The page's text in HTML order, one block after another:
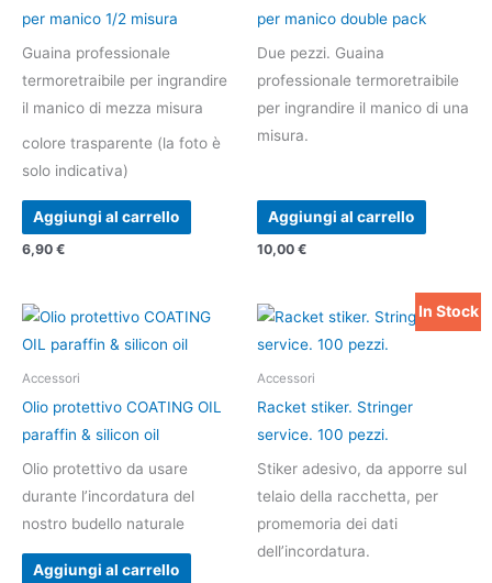
per manico 1/2 misura
Guaina professionale
termoretraibile per ingrandire
il manico di mezza misura
colore trasparente (la foto è
solo indicativa)
Aggiungi al carrello
6,90 €
per manico double pack
Due pezzi. Guaina
professionale termoretraibile
per ingrandire il manico di una
misura.
Aggiungi al carrello
10,00 €
Accessori
Olio protettivo COATING OIL
paraffin & silicon oil
Olio protettivo da usare
durante l’incordatura del
nostro budello naturale
Aggiungi al carrello
In Stock
Accessori
Racket stiker. Stringer
service. 100 pezzi.
Stiker adesivo, da apporre sul
telaio della racchetta, per
promemoria dei dati
dell’incordatura.
Il
prezzo
originale
8,00 €.
Il
prezzo
attuale